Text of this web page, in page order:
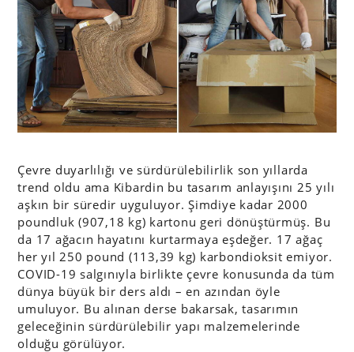
Çevre duyarlılığı ve sürdürülebilirlik son yıllarda
trend oldu ama Kibardin bu tasarım anlayışını 25 yılı
aşkın bir süredir uyguluyor. Şimdiye kadar 2000
poundluk (907,18 kg) kartonu geri dönüştürmüş. Bu
da 17 ağacın hayatını kurtarmaya eşdeğer. 17 ağaç
her yıl 250 pound (113,39 kg) karbondioksit emiyor.
COVID-19 salgınıyla birlikte çevre konusunda da tüm
dünya büyük bir ders aldı – en azından öyle
umuluyor. Bu alınan derse bakarsak, tasarımın
geleceğinin sürdürülebilir yapı malzemelerinde
olduğu görülüyor.